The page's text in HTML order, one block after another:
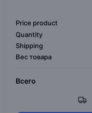
Price product
Quantity
Shipping
Вес товара
Всего